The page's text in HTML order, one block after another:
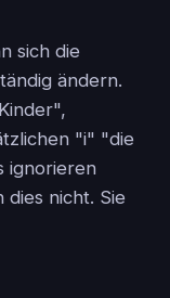
sich die
ändern.
"i" "die
ignorieren
dies nicht. Sie